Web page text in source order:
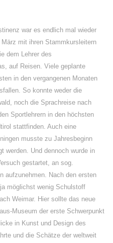
war es endlich mal wieder
mit ihren Stammkursleitern
dem Lehrer des
auf Reisen. Viele geplante
in den vergangenen Monaten
So konnte weder die
noch die Sprachreise nach
Sportlehrern in den höchsten
stattfinden. Auch eine
musste zu Jahresbeginn
werden. Und dennoch wurde in
gestartet, an sog.
aufzunehmen. Nach den ersten
möglichst wenig Schulstoff
Weimar. Hier sollte das neue
Museum der erste Schwerpunkt
in Kunst und Design des
und die Schätze der weltweit